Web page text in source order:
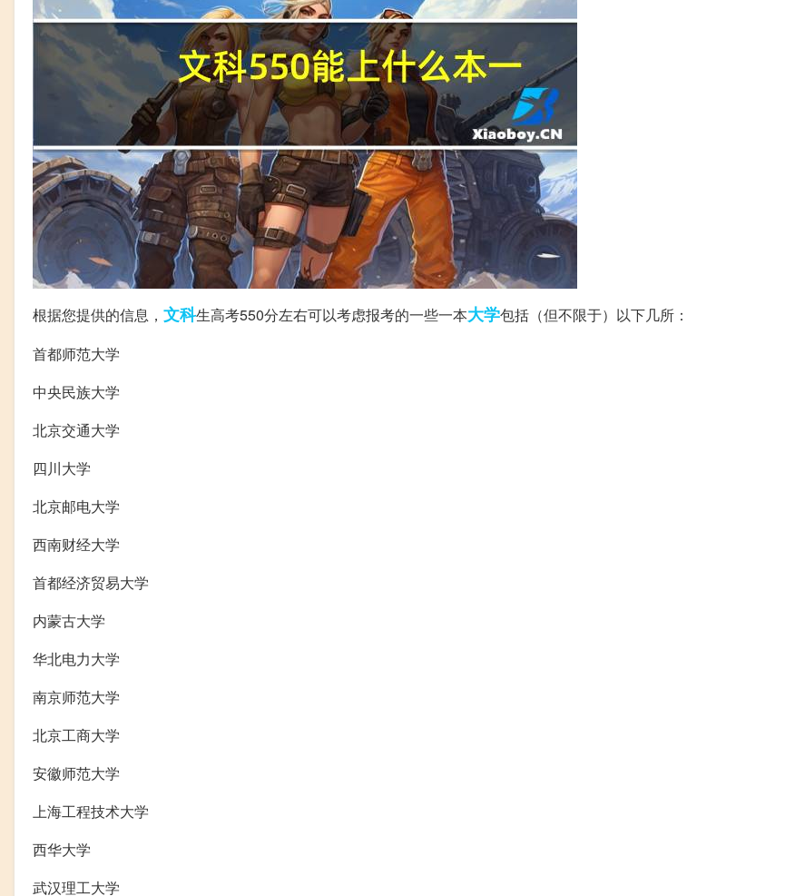
根据您提供的信息， 文科生高考550分左右可以考虑报考的一些一本大学包括（但不限于）以下几所：
首都师范大学
中央民族大学
北京交通大学
四川大学
北京邮电大学
西南财经大学
首都经济贸易大学
内蒙古大学
华北电力大学
南京师范大学
北京工商大学
安徽师范大学
上海工程技术大学
西华大学
武汉理工大学